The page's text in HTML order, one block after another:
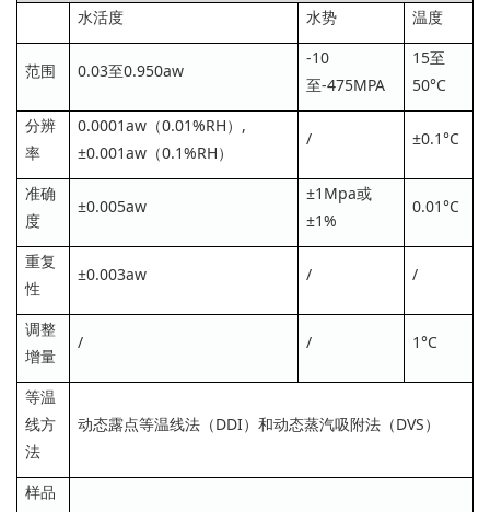
水活度
水势 温度
范围 0.03至0.950aw
-10
至-475MPA
15至
50°C
分辨
率
0.0001aw（0.01%RH）,
±0.001aw（0.1%RH）
/ ±0.1°C
准确
度
±0.005aw
±1Mpa或
±1%
0.01°C
重复
性
±0.003aw / /
调整
增量
/ / 1°C
等温
线方
法
动态露点等温线法（DDI）和动态蒸汽吸附法（DVS）
样品